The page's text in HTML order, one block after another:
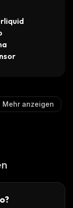
Mehr anzeigen